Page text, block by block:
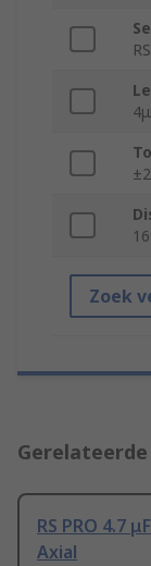
RS
Zoek
RS PRO 4.7
Axial